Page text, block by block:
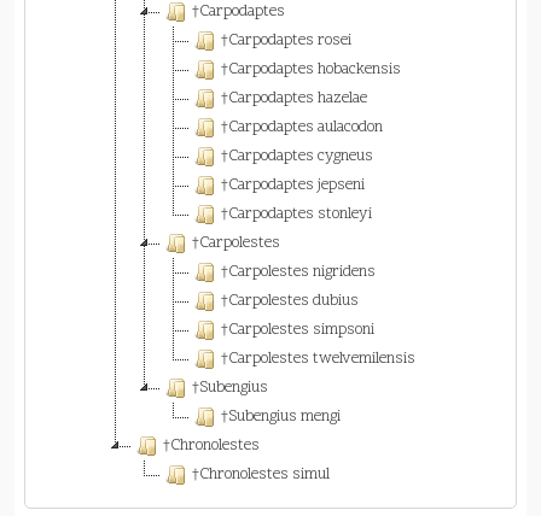
†Carpodaptes
†Carpodaptes rosei
†Carpodaptes hobackensis
†Carpodaptes hazelae
†Carpodaptes aulacodon
†Carpodaptes cygneus
†Carpodaptes jepseni
†Carpodaptes stonleyi
†Carpolestes
†Carpolestes nigridens
†Carpolestes dubius
†Carpolestes simpsoni
†Carpolestes twelvemilensis
†Subengius
†Subengius mengi
†Chronolestes
†Chronolestes simul